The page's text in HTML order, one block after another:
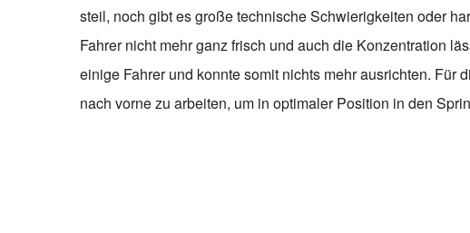
steil, noch gibt es große technische Schwierigkeiten oder
Fahrer nicht mehr ganz frisch und auch die Konzentration
einige Fahrer und konnte somit nichts mehr ausrichten.
nach vorne zu arbeiten, um in optimaler Position in den